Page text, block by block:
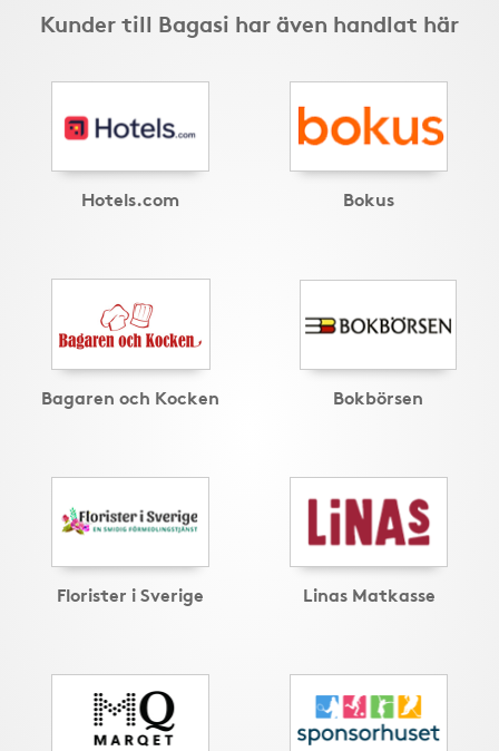
Kunder till Bagasi har även handlat här
Hotels.com Bokus
Bagaren och Kocken Bokbörsen
Florister i Sverige Linas Matkasse